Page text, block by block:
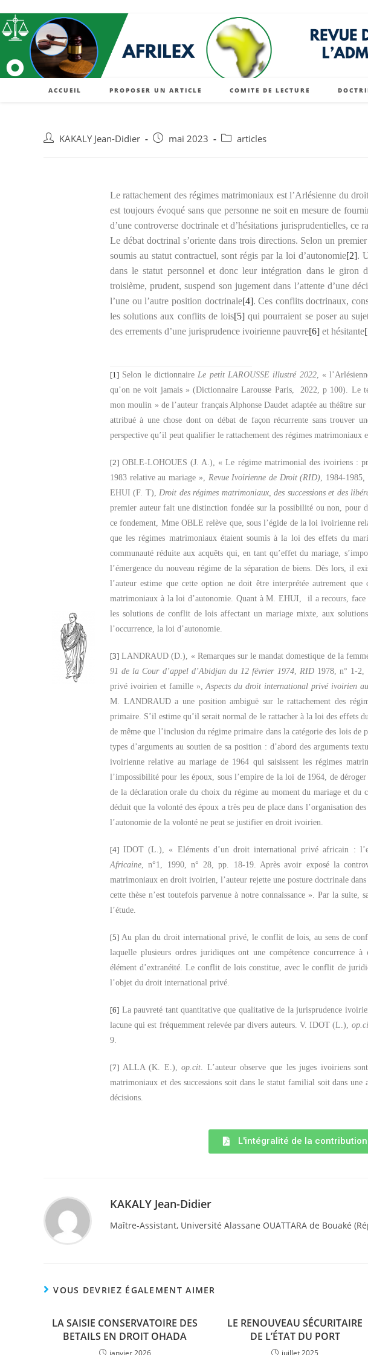
ACCUEIL PROPOSER UN ARTICLE COMITE DE LECTURE
KAKALY Jean-Didier mai 2023 articles
Le rattachement des régimes matrimoniaux est l’Arlésienne du
est toujours évoqué sans que personne ne soit en mesure de
d’une controverse doctrinale et d’hésitations jurisprudentielles, ce
Le débat doctrinal s’oriente dans trois directions. Selon un
soumis au statut contractuel, sont régis par la loi d’autonomie[2].
dans le statut personnel et donc leur intégration dans le giron
troisième, prudent, suspend son jugement dans l’attente d’une
l’une ou l’autre position doctrinale[4]. Ces conflits doctrinaux,
les solutions aux conflits de lois[5]qui pourraient se poser au
des errements d’une jurisprudence ivoirienne pauvre[6]et hésitante
[1]Selon le dictionnaireLe petit LAROUSSE illustré 2022, «
qu’on ne voit jamais » (Dictionnaire Larousse Paris,
2022, p 100). Le
mon moulin » de l’auteur français Alphonse Daudet adaptée au théâtre
attribué à une chose dont on débat de façon récurrente sans trouver
perspective qu’il peut qualifier le rattachement des régimes matrimoniaux
[2]OBLE-LOHOUES (J. A.), « Le régime matrimonial des ivoiriens :
1983 relative au mariage », Revue Ivoirienne de Droit (RID), 1984-1985,
EHUI (F. T),Droit des régimes matrimoniaux, des successions et des
premier auteur fait une distinction fondée sur la possibilité ou non, pour
ce fondement, Mme OBLE relève que, sous l’égide de la loi ivoirienne
que les régimes matrimoniaux étaient soumis à la loi des effets du
communauté réduite aux acquêts qui, en tant qu’effet du mariage,
l’émergence du nouveau régime de la séparation de biens. Dès lors, il
l’auteur estime que cette option ne doit être interprétée autrement que
matrimoniaux à la loi d’autonomie. Quant à M. EHUI,
il a recours,
les solutions de conflit de lois affectant un mariage mixte, aux
l’occurrence, la loi d’autonomie.
[3]LANDRAUD (D.), « Remarques sur le mandat domestique de la
91 de la Cour d’appel d’Abidjan du 12 février 1974, RID1978, n° 1-2,
privé ivoirien et famille »,Aspects du droit international privé ivoirien
M. LANDRAUD a une position ambiguë sur le rattachement des
primaire. S’il estime qu’il serait normal de le rattacher à la loi des effets
de même que l’inclusion du régime primaire dans la catégorie des lois
types d’arguments au soutien de sa position : d’abord des arguments
ivoirienne relative au mariage de 1964 qui saisissent les régimes
l’impossibilité pour les époux, sous l’empire de la loi de 1964, de
de la déclaration orale du choix du régime au moment du mariage et du
déduit que la volonté des époux a très peu de place dans l’organisation
l’autonomie de la volonté ne peut se justifier en droit ivoirien.
[4]IDOT (L.), « Eléments d’un droit international privé africain :
Africaine, n°1, 1990, n° 28, pp. 18-19. Après avoir exposé la
matrimoniaux en droit ivoirien, l’auteur rejette une posture doctrinale dans
cette thèse n’est toutefois parvenue à notre connaissance». Par la suite,
l’étude.
[5]Au plan du droit international privé, le conflit de lois, au sens de
laquelle plusieurs ordres juridiques ont une compétence concurrence
élément d’extranéité. Le conflit de lois constitue, avec le conflit de
l’objet du droit international privé.
[6]La pauvreté tant quantitative que qualitative de la jurisprudence
lacune qui est fréquemment relevée par divers auteurs. V. IDOT (L.),
9.
[7]ALLA (K. E.),op.cit. L’auteur observe que les juges ivoiriens
matrimoniaux et des successions soit dans le statut familial soit dans
décisions.
L'intégralité de la contribution
KAKALY Jean-Didier
Maître-Assistant, Université Alassane OUATTARA de Bouaké
VOUS DEVRIEZ ÉGALEMENT AIMER
LA SAISIE CONSERVATOIRE DES
BETAILS EN DROIT OHADA
janvier 2026
LE RENOUVEAU SÉCURITAIRE
DE L’ÉTAT DU PORT
juillet 2025